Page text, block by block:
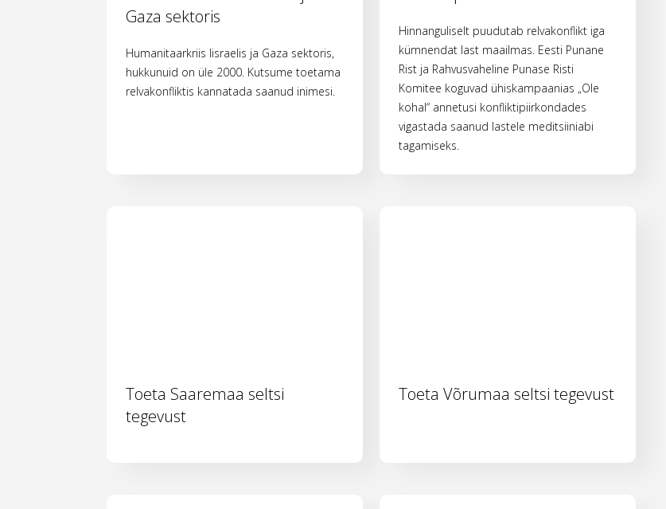
Gaza sektoris
Humanitaarkriis Iisraelis ja Gaza sektoris,
hukkunuid on üle 2000. Kutsume toetama
relvakonfliktis kannatada saanud inimesi.
Hinnanguliselt puudutab relvakonflikt iga
kümnendat last maailmas. Eesti Punane
Rist ja Rahvusvaheline Punase Risti
Komitee koguvad ühiskampaanias „Ole
kohal“ annetusi konfliktipiirkondades
vigastada saanud lastele meditsiiniabi
tagamiseks.
Toeta Saaremaa seltsi
tegevust
Toeta Võrumaa seltsi tegevust